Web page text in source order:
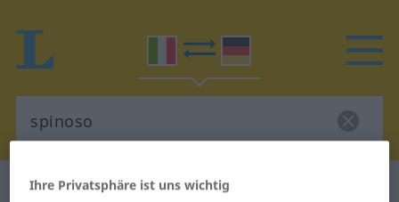
Italienisch-Deutsch Wörterbuch
Ihre Privatsphäre ist uns wichtig